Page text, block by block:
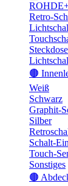
Retro-
🟤
Weiß
Schwarz
Graphit-
Silber
Schalt-
Touch-
Sonstiges
🟤